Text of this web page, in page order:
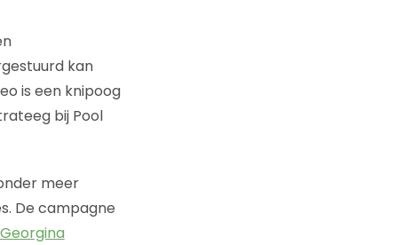
kan
is een knipoog
bij Pool
meer
De campagne
Georgina